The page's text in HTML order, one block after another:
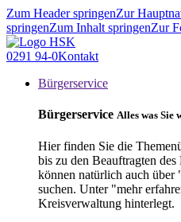
Zum Header springenZur
springenZum Inhalt springenZur
0291 94-0Kontakt
Bürgerservice
Bürgerservice Alles was Sie
Hier finden Sie die
bis zu den Beauftragten
können natürlich auch
suchen. Unter "mehr
Kreisverwaltung hinterlegt.